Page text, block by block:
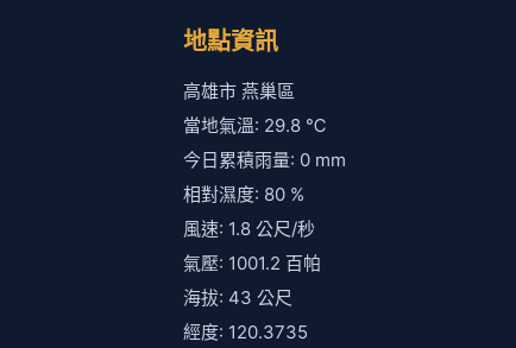
地點資訊
高雄市 燕巢區
當地氣溫: 29.8 ℃
今日累積雨量: 0 mm
相對濕度: 80 %
風速: 1.8 公尺/秒
氣壓: 1001.2 百帕
海拔: 43 公尺
經度: 120.3735